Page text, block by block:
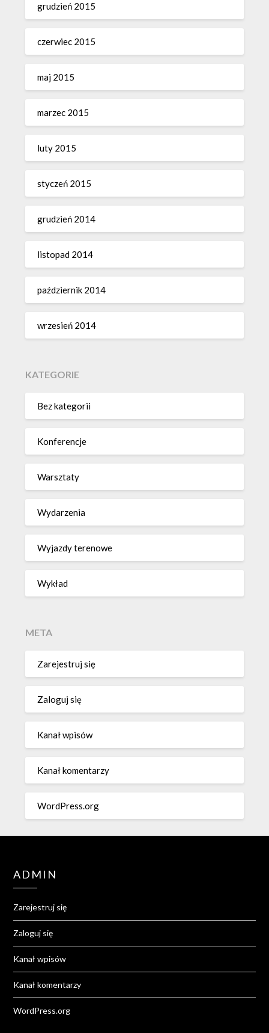
grudzień 2015
czerwiec 2015
maj 2015
marzec 2015
luty 2015
styczeń 2015
grudzień 2014
listopad 2014
październik 2014
wrzesień 2014
KATEGORIE
Bez kategorii
Konferencje
Warsztaty
Wydarzenia
Wyjazdy terenowe
Wykład
META
Zarejestruj się
Zaloguj się
Kanał wpisów
Kanał komentarzy
WordPress.org
ADMIN
Zarejestruj się
Zaloguj się
Kanał wpisów
Kanał komentarzy
WordPress.org